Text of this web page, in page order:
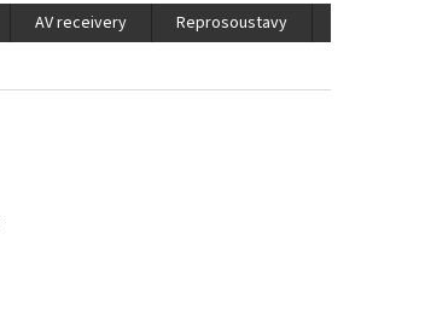
AV receivery Reprosoustavy